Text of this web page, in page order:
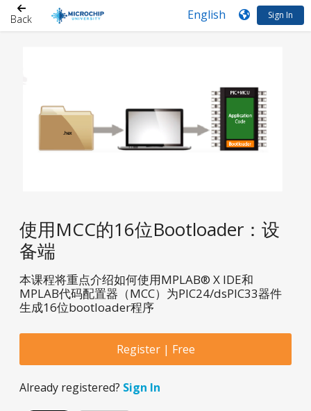
Back Sign In
使用MCC的16位Bootloader：设
备端
本课程将重点介绍如何使用MPLAB® X IDE和
MPLAB代码配置器（MCC）为PIC24/dsPIC33器件
生成16位bootloader程序
Register | Free
Already registered? Sign In